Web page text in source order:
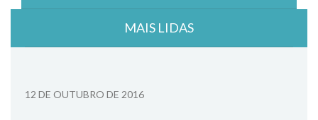
MAIS LIDAS
12 DE OUTUBRO DE 2016